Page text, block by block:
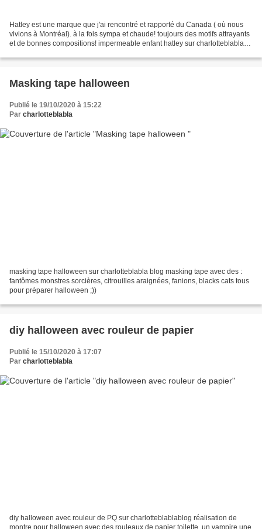
Hatley est une marque que j'ai rencontré et rapporté du Canada ( où nous
vivions à Montréal). à la fois sympa et chaude! toujours des motifs attrayants
et de bonnes compositions! impermeable enfant hatley sur charlotteblabla
Masking tape halloween
Publié le 19/10/2020 à 15:22
Par charlotteblabla
masking tape halloween sur charlotteblabla blog masking tape avec des :
fantômes monstres sorcières, citrouilles araignées, fanions, blacks cats tous
pour préparer halloween ;))
diy halloween avec rouleur de papier
Publié le 15/10/2020 à 17:07
Par charlotteblabla
diy halloween avec rouleur de PQ sur charlotteblablablog réalisation de
montre pour halloween avec des rouleaux de papier toilette. un vampire une